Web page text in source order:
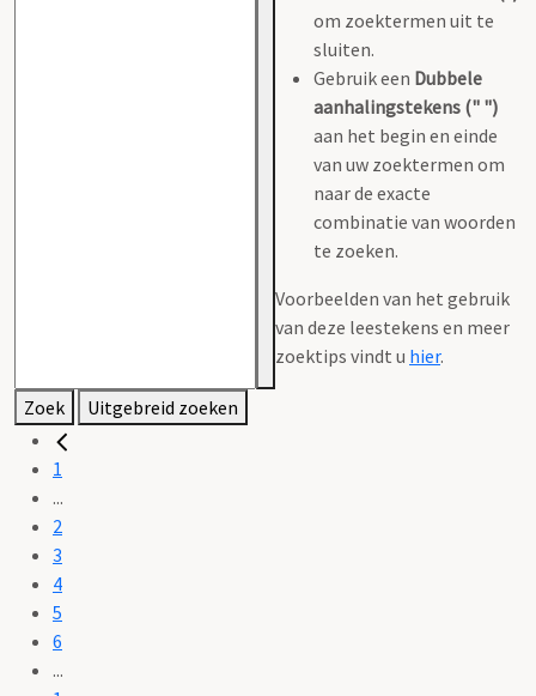
om zoektermen uit te
sluiten.
Gebruik een Dubbele
aanhalingstekens (" ")
aan het begin en einde
van uw zoektermen om
naar de exacte
combinatie van woorden
te zoeken.
Voorbeelden van het gebruik
van deze leestekens en meer
zoektips vindt u hier.
Zoek Uitgebreid zoeken
1
...
2
3
4
5
6
...